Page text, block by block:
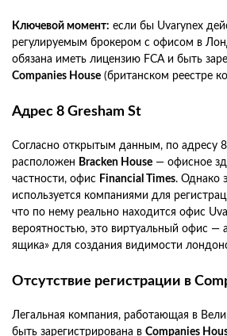
Ключевой момент: если бы Uvarynex
регулируемым брокером с офисом в
обязана иметь лицензию FCA и быть
Companies House (британском реестре
Адрес 8 Gresham St
Согласно открытым данным, по адресу 8
расположен Bracken House — офисное
частности, офис Financial Times. Однако
используется компаниями для
что по нему реально находится офис
вероятностью, это виртуальный офис —
ящика» для создания видимости
Отсутствие регистрации в
Легальная компания, работающая в
быть зарегистрирована в Companies